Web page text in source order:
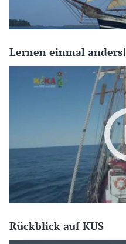
Lernen einmal anders!
Rückblick auf KUS